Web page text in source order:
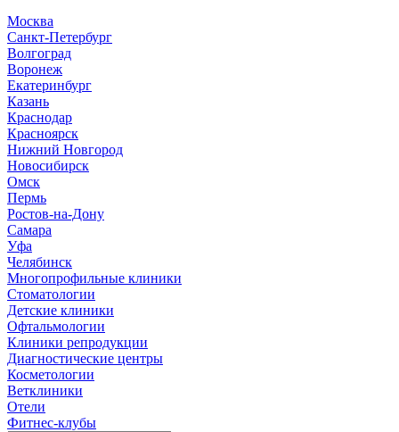
Москва
Санкт-Петербург
Волгоград
Воронеж
Екатеринбург
Казань
Краснодар
Красноярск
Нижний Новгород
Новосибирск
Омск
Пермь
Ростов-на-Дону
Самара
Уфа
Челябинск
Многопрофильные клиники
Стоматологии
Детские клиники
Офтальмологии
Клиники репродукции
Диагностические центры
Косметологии
Ветклиники
Отели
Фитнес-клубы